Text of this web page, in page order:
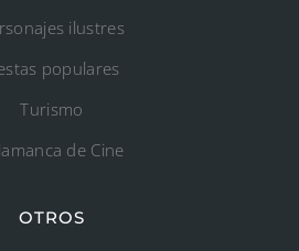
ilustres
populares
Turismo
de Cine
OTROS